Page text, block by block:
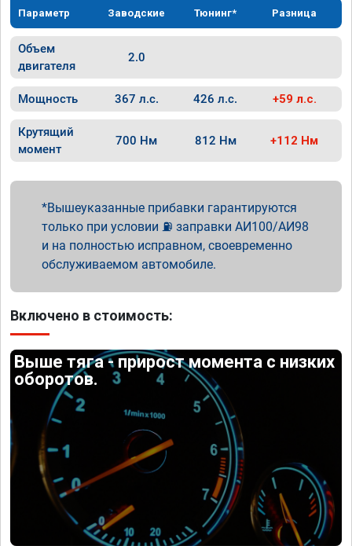
Параметр Заводские Тюнинг* Разница
Объем
двигателя
2.0
Мощность 367 л.с. 426 л.с. +59 л.с.
Крутящий
момент
700 Нм 812 Нм +112 Нм
Вышеуказанные прибавки гарантируются
только при условии ⛽ заправки АИ100/АИ98
и на полностью исправном, своевременно
обслуживаемом автомобиле.
Включено в стоимость:
Выше тяга - прирост момента с низких
оборотов.